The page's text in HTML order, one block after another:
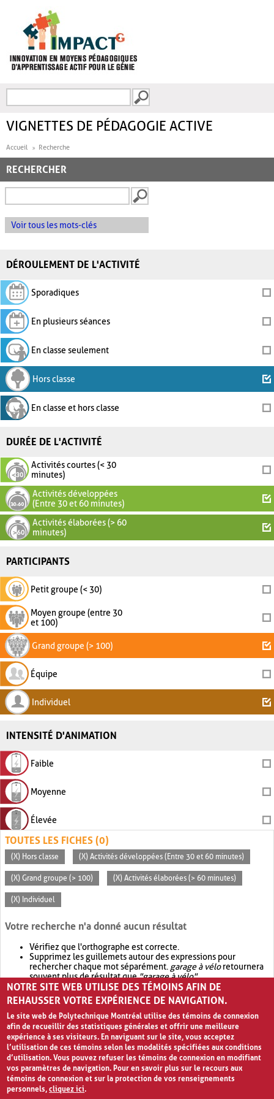
FORMULAIRE DE
VIGNETTES DE PÉDAGOGIE ACTIVE
Accueil Recherche
RECHERCHER
Voir tous les mots-clés
DÉROULEMENT DE L'ACTIVITÉ
Sporadiques
En plusieurs séances
En classe seulement
Hors classe
En classe et hors classe
DURÉE DE L'ACTIVITÉ
Activités courtes (< 30
minutes)
Activités développées
(Entre 30 et 60 minutes)
Activités élaborées (> 60
minutes)
PARTICIPANTS
Petit groupe (< 30)
Moyen groupe (entre 30
et 100)
Grand groupe (> 100)
Équipe
Individuel
INTENSITÉ D'ANIMATION
Faible
Moyenne
Élevée
TOUTES LES FICHES (0)
(X) Hors classe (X) Activités développées (Entre 30 et 60 minutes)
(X) Grand groupe (> 100) (X) Activités élaborées (> 60 minutes)
(X) Individuel
Votre recherche n'a donné aucun résultat
Vérifiez que l'orthographe est correcte.
Supprimez les guillemets autour des expressions pour
rechercher chaque mot séparément. garage à véloretournera
souvent plus de résultat que"garage à vélo".
Envisagez d'élargir votre recherche avec OR.garage OR vélo
retournera souvent plus de résultat quegarage à vélo
NOTRE SITE WEB UTILISE DES TÉMOINS AFIN DE
REHAUSSER VOTRE EXPÉRIENCE DE NAVIGATION.
Le site web de Polytechnique Montréal utilise des témoins de connexion
afin de recueillir des statistiques générales et offrir une meilleure
expérience à ses visiteurs. En naviguant sur le site, vous acceptez
l’utilisation de ces témoins selon les modalités spécifiées aux conditions
d’utilisation. Vous pouvez refuser les témoins de connexion en modifiant
vos paramètres de navigation. Pour en savoir plus sur le recours aux
témoins de connexion et sur la protection de vos renseignements
personnels,cliquez ici.